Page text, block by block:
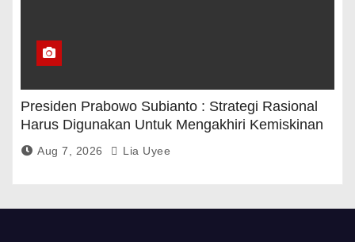
Presiden Prabowo Subianto : Strategi Rasional
Harus Digunakan Untuk Mengakhiri Kemiskinan
Aug 7, 2026 Lia Uyee